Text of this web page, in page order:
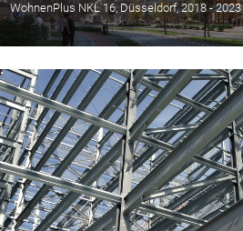
WohnenPlus NKL 16, Düsseldorf, 2018 - 2023